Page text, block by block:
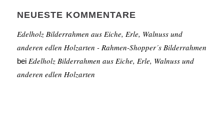
NEUESTE KOMMENTARE
Edelholz Bilderrahmen aus Eiche, Erle, Walnuss und
anderen edlen Holzarten - Rahmen-Shopper´s Bilderrahmen
bei Edelholz Bilderrahmen aus Eiche, Erle, Walnuss und
anderen edlen Holzarten